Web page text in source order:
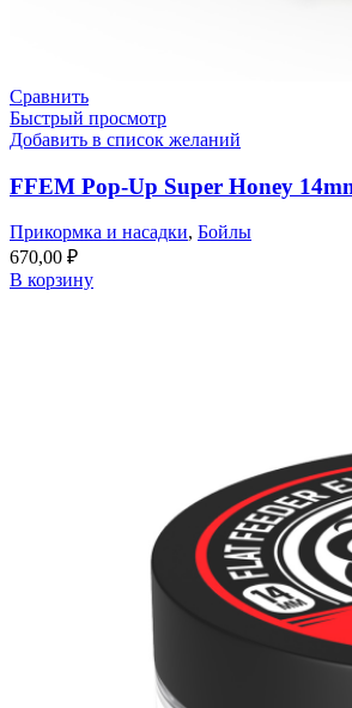
Сравнить
Быстрый просмотр
Добавить в список желаний
FFEM Pop-Up Super Honey
Прикормка и насадки, Бойлы
670,00 ₽
В корзину